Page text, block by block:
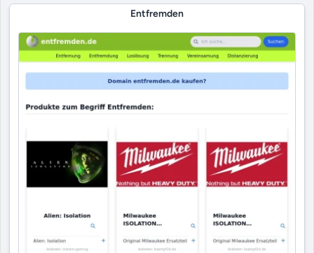
Entfremden